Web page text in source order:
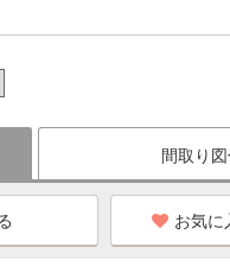
間取り
お気に